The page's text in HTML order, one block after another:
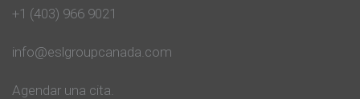
+1 (403) 966 9021
info@eslgroupcanada.com
Agendar una cita.